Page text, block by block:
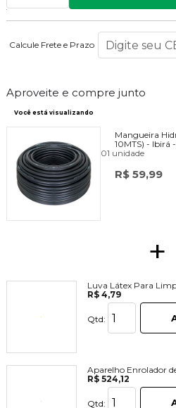
Calcule Frete e Prazo
Aproveite e compre junto
Você está visualizando
Mangueira
10MTS) - Ibirá -
01 unidade
R$ 59,99
+
Luva Látex Para
R$ 4,79
Qtd:
Aparelho Enrolador
R$ 524,12
Qtd: